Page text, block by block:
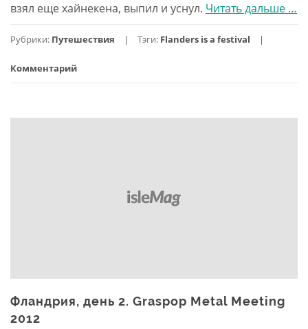
взял еще хайнекена, выпил и уснул. Читать дальше …
Рубрики: Путешествия Тэги: Flanders is a festival
Комментарий
Фландрия, день 2. Graspop Metal Meeting
2012